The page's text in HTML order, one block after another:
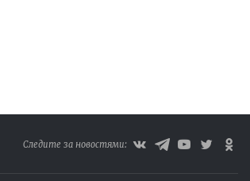
Следите за новостями: